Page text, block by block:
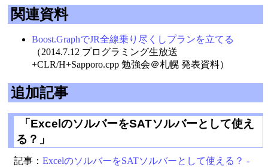
関連資料
Boost.GraphでJR全線乗り尽くしプランを立てる
（2014.7.12 プログラミング生放送
+CLR/H+Sapporo.cpp 勉強会＠札幌 発表資料）
追加記事
「ExcelのソルバーをSATソルバーとして使え
る？」
記事： ExcelのソルバーをSATソルバーとして使える？ -